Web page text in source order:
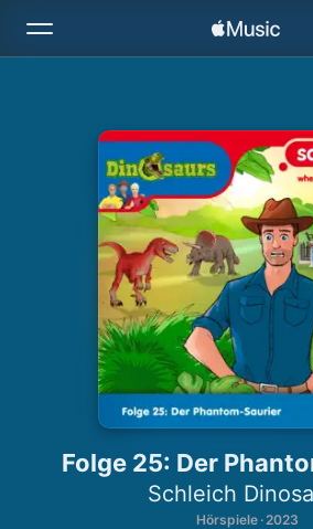
Radio
Install Apple Music
Folge 25: Der
Schleich
Hörspiele · 2023